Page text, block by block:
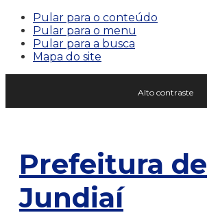
Pular para o conteúdo
Pular para o menu
Pular para a busca
Mapa do site
Alto contraste
Prefeitura de
Jundiaí